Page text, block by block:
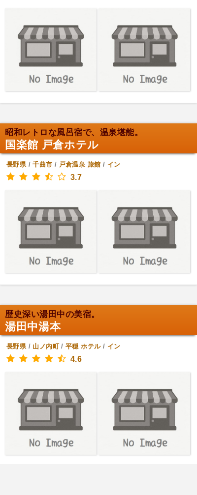
昭和レトロな風呂宿で、温泉堪能。
国楽館 戸倉ホテル
長野県/千曲市 / 戸倉温泉 旅館 / イン
3.7
歴史深い湯田中の美宿。
湯田中湯本
長野県/ 山ノ内町/平穏 ホテル/ イン
4.6